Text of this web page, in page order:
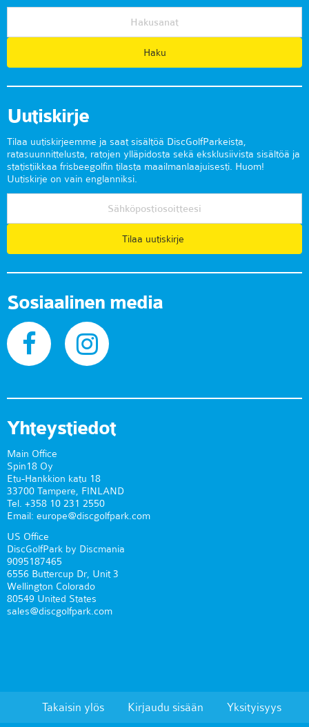
Uutiskirje
Tilaa uutiskirjeemme ja saat sisältöä DiscGolfParkeista,
ratasuunnittelusta, ratojen ylläpidosta sekä eksklusiivista sisältöä ja
statistiikkaa frisbeegolfin tilasta maailmanlaajuisesti. Huom!
Uutiskirje on vain englanniksi.
Tilaa uutiskirje
Sosiaalinen media
Yhteystiedot
Main Office
Spin18 Oy
Etu-Hankkion katu 18
33700 Tampere, FINLAND
Tel. +358 10 231 2550
Email: europe@discgolfpark.com
US Office
DiscGolfPark by Discmania
9095187465
6556 Buttercup Dr, Unit 3
Wellington Colorado
80549 United States
sales@discgolfpark.com
Takaisin ylös Kirjaudu sisään Yksityisyys